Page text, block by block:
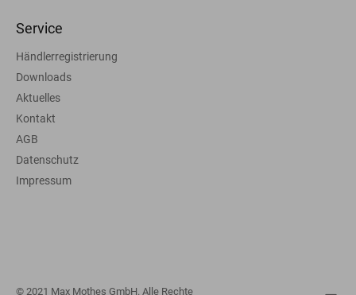
Service
Händlerregistrierung
Downloads
Aktuelles
Kontakt
AGB
Datenschutz
Impressum
© 2021 Max Mothes GmbH. Alle Rechte